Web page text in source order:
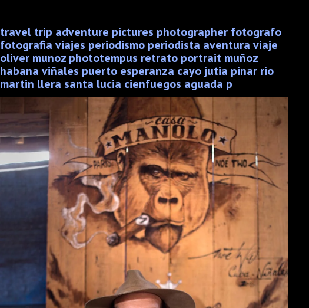
travel trip adventure pictures photographer fotografo
fotografia viajes periodismo periodista aventura viaje
oliver munoz phototempus retrato portrait muñoz
habana viñales puerto esperanza cayo jutia pinar rio
martin llera santa lucia cienfuegos aguada p